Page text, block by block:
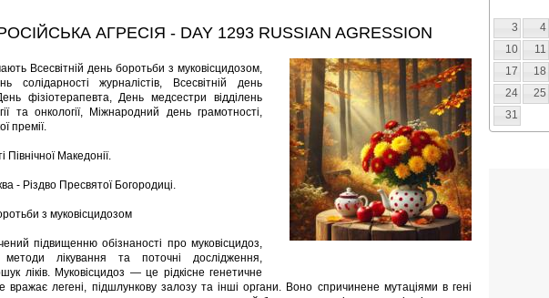
АГРЕСІЯ - DAY 1293 RUSSIAN AGRESSION
Всесвітній день боротьби з муковісцидозом,
солідарності журналістів, Всесвітній день
фізіотерапевта, День медсестри відділень
та онкології, Міжнародний день грамотності,
премії.
Македонії.
- Різдво Пресвятої Богородиці.
з муковісцидозом
підвищенню обізнаності про муковісцидоз,
лікування та поточні дослідження,
ліків. Муковісцидоз — це рідкісне генетичне
вражає легені, підшлункову залозу та інші органи. Воно спричинене мутаціями в гені
3
4
10
11
17
18
24
25
31